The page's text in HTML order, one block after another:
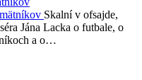
Skalní v ofsajde,
Jána Lacka o futbale, o
a o…